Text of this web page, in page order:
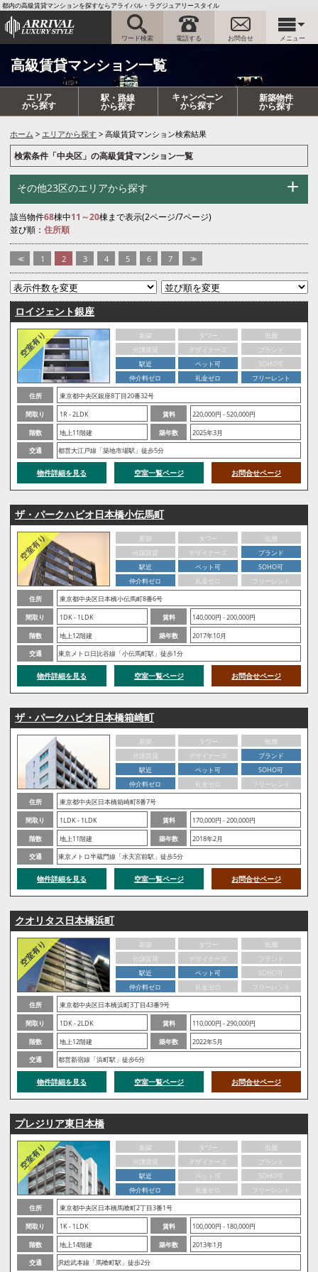
都内の高級賃貸マンションを探すならアライバル・ラグジュアリースタイル
ワード検索 電話する お問合せ メニュー
高級賃貸マンション一覧
エリア
から探す
駅・路線
から探す
キャンペーン
から探す
新築物件
から探す
ホーム エリアから探す 高級賃貸マンション検索結果
検索条件「中央区」の高級賃貸マンション一覧
その他23区のエリアから探す
該当物件68棟中11～20棟まで表示(2ページ/7ページ)
並び順： 住所順
<< 1 2 3 4 5 6 7 >>
ロイジェント銀座
新築 タワー
低層
分譲賃貸
デザイナーズ
ブランド
駅近
ペット可
SOHO可
仲介料ゼロ
礼金ゼロ
フリーレント
住所
東京都中央区銀座8丁目20番32号
間取り
1R - 2LDK 賃料
220,000円 - 520,000円
階数
地上11階建 築年数
2025年3月
交通
都営大江戸線「築地市場駅」徒歩5分
物件詳細を見る 空室一覧ページ お問合せページ
ザ・パークハビオ日本橋小伝馬町
新築 タワー
低層
分譲賃貸
デザイナーズ
ブランド
駅近
ペット可
SOHO可
仲介料ゼロ
礼金ゼロ
フリーレント
住所
東京都中央区日本橋小伝馬町8番6号
間取り
1DK - 1LDK 賃料
140,000円 - 200,000円
階数
地上12階建 築年数
2017年10月
交通
東京メトロ日比谷線「小伝馬町駅」徒歩1分
物件詳細を見る 空室一覧ページ お問合せページ
ザ・パークハビオ日本橋箱崎町
新築 タワー
低層
分譲賃貸
デザイナーズ
ブランド
駅近
ペット可
SOHO可
仲介料ゼロ
礼金ゼロ
フリーレント
住所
東京都中央区日本橋箱崎町8番7号
間取り
1LDK - 1LDK 賃料
170,000円 - 200,000円
階数
地上11階建 築年数
2018年2月
交通
東京メトロ半蔵門線「水天宮前駅」徒歩5分
物件詳細を見る 空室一覧ページ お問合せページ
クオリタス日本橋浜町
新築 タワー
低層
分譲賃貸
デザイナーズ
ブランド
駅近
ペット可
SOHO可
仲介料ゼロ
礼金ゼロ
フリーレント
住所
東京都中央区日本橋浜町3丁目43番9号
間取り
1DK - 2LDK 賃料
110,000円 - 290,000円
階数
地上12階建 築年数
2022年5月
交通
都営新宿線「浜町駅」徒歩6分
物件詳細を見る 空室一覧ページ お問合せページ
プレジリア東日本橋
新築 タワー
低層
分譲賃貸
デザイナーズ
ブランド
駅近
ペット可
SOHO可
仲介料ゼロ
礼金ゼロ
フリーレント
住所
東京都中央区日本橋馬喰町2丁目3番1号
間取り
1K - 1LDK 賃料
100,000円 - 180,000円
階数
地上14階建 築年数
2013年1月
交通
JR総武本線「馬喰町駅」徒歩2分